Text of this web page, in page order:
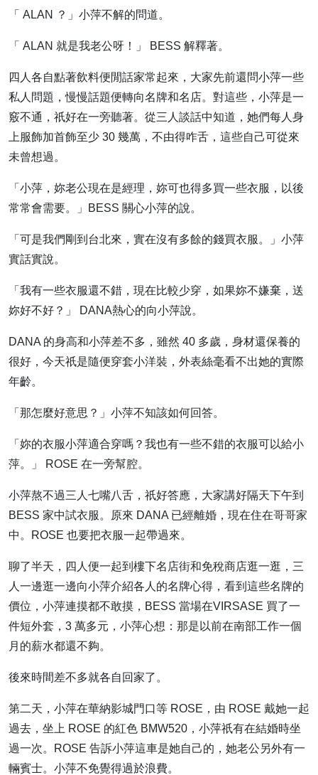
「 ALAN ？」小萍不解的問道。
「 ALAN 就是我老公呀！」 BESS 解釋著。
四人各自點著飲料便閒話家常起來，大家先前還問小萍一些
私人問題，慢慢話題便轉向名牌和名店。對這些，小萍是一
竅不通，祇好在一旁聽著。從三人談話中知道，她們每人身
上服飾加首飾至少 30 幾萬，不由得咋舌，這些自己可從來
未曾想過。
「小萍，妳老公現在是經理，妳可也得多買一些衣服，以後
常常會需要。」BESS 關心小萍的說。
「可是我們剛到台北來，實在沒有多餘的錢買衣服。」小萍
實話實說。
「我有一些衣服還不錯，現在比較少穿，如果妳不嫌棄，送
妳好不好？」 DANA熱心的向小萍說。
DANA 的身高和小萍差不多，雖然 40 多歲，身材還保養的
很好，今天祇是隨便穿套小洋裝，外表絲毫看不出她的實際
年齡。
「那怎麼好意思？」小萍不知該如何回答。
「妳的衣服小萍適合穿嗎？我也有一些不錯的衣服可以給小
萍。」 ROSE 在一旁幫腔。
小萍熬不過三人七嘴八舌，祇好答應，大家講好隔天下午到
BESS 家中試衣服。原來 DANA 已經離婚，現在住在哥哥家
中。ROSE 也要把衣服一起帶過來。
聊了半天，四人便一起到樓下名店街和免稅商店逛一逛，三
人一邊逛一邊向小萍介紹各人的名牌心得，看到這些名牌的
價位，小萍連摸都不敢摸，BESS 當場在VIRSASE 買了一
件短外套，3 萬多元，小萍心想：那是以前在南部工作一個
月的薪水都還不夠。
後來時間差不多就各自回家了。
第二天，小萍在華納影城門口等 ROSE，由 ROSE 戴她一起
過去，坐上 ROSE 的紅色 BMW520，小萍祇有在結婚時坐
過一次。ROSE 告訴小萍這車是她自己的，她老公另外有一
輛賓士。小萍不免覺得過於浪費。